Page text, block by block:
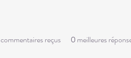
commentaires reçus 0 meilleures